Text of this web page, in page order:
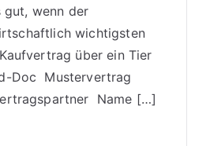
gut, wenn der
wichtigsten
über ein Tier
Doc Mustervertrag
Name […]